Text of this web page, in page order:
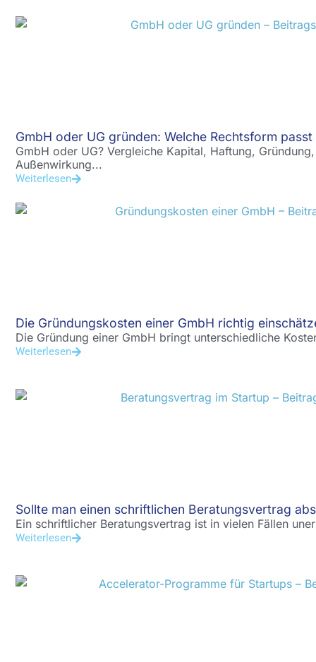
GmbH oder UG gründen: Welche Rechtsform
GmbH oder UG? Vergleiche Kapital, Haftung,
Außenwirkung...
Weiterlesen
Die Gründungskosten einer GmbH richtig
Die Gründung einer GmbH bringt unterschiedliche
Weiterlesen
Sollte man einen schriftlichen Beratungsvertrag
Ein schriftlicher Beratungsvertrag ist in vielen Fällen
Weiterlesen